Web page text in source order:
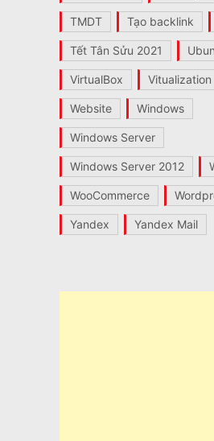
TMDT Tạo backlink
Tết Tân Sửu 2021
VirtualBox Vitualization
Website Windows
Windows Server
Windows Server 2012
WooCommerce
Yandex Yandex Mail